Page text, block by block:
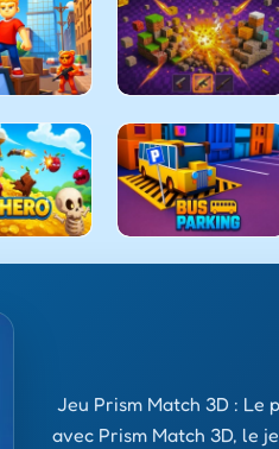
Jeu Prism Match 3D : Le
avec Prism Match 3D, le